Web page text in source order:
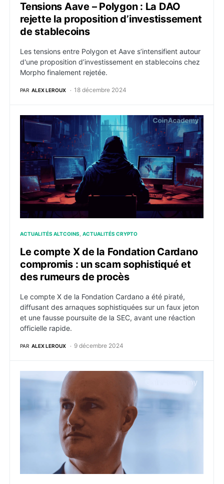
Tensions Aave – Polygon : La DAO
rejette la proposition d’investissement
de stablecoins
Les tensions entre Polygon et Aave s’intensifient autour
d'une proposition d’investissement en stablecoins chez
Morpho finalement rejetée.
PAR ALEX LEROUX 18 décembre 2024
Le compte X de la Fondation Cardano compromis :
ACTUALITÉS ALTCOINS ACTUALITÉS CRYPTO
Le compte X de la Fondation Cardano
compromis : un scam sophistiqué et
des rumeurs de procès
Le compte X de la Fondation Cardano a été piraté,
diffusant des arnaques sophistiquées sur un faux jeton
et une fausse poursuite de la SEC, avant une réaction
officielle rapide.
PAR ALEX LEROUX 9 décembre 2024
Coinbase répond aux comptes restreints et aux